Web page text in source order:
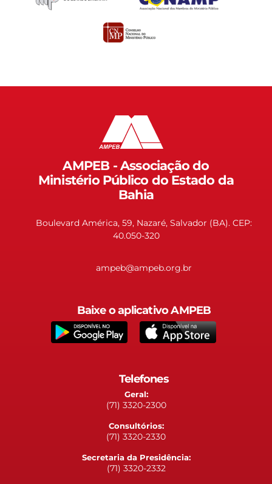
AMPEB - Associação do
Ministério Público do Estado da
Bahia
Boulevard América, 59, Nazaré, Salvador (BA). CEP:
40.050-320
ampeb@ampeb.org.br
Baixe o aplicativo AMPEB
Telefones
Geral:
(71) 3320-2300
Consultórios:
(71) 3320-2330
Secretaria da Presidência:
(71) 3320-2332